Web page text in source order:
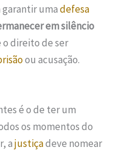
garantir umadefesa
em silêncio
o direito de ser
ou acusação.
é o de ter um
os momentos do
ajustiçadeve nomear